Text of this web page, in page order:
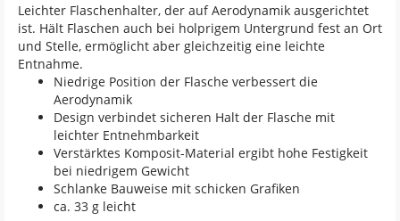
Leichter Flaschenhalter, der auf Aerodynamik ausgerichtet
ist. Hält Flaschen auch bei holprigem Untergrund fest an Ort
und Stelle, ermöglicht aber gleichzeitig eine leichte
Entnahme.
Niedrige Position der Flasche verbessert die
Aerodynamik
Design verbindet sicheren Halt der Flasche mit
leichter Entnehmbarkeit
Verstärktes Komposit-Material ergibt hohe Festigkeit
bei niedrigem Gewicht
Schlanke Bauweise mit schicken Grafiken
ca. 33 g leicht